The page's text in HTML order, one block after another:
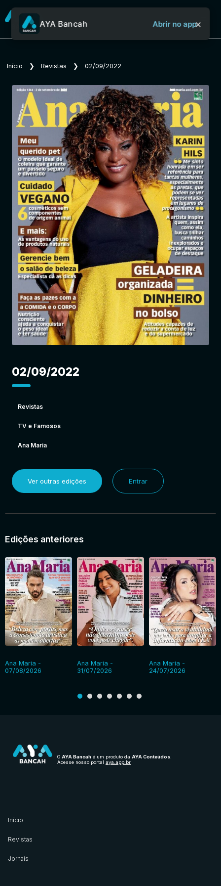
Sobre o Aya Bancah
Início
Revistas
Jornais
Notícias
Entrar
AYA Bancah Abrir no app×
Início ❯ Revistas ❯ 02/09/2022
02/09/2022
Revistas
TV e Famosos
Ana Maria
Ver outras edições Entrar
Edições anteriores
Ana Maria -
07/08/2026
Ana Maria -
31/07/2026
Ana Maria -
24/07/2026
O AYA Bancah é um produto da AYA Conteúdos
Acesse nosso portal aya.app.br
Início
Revistas
Jornais